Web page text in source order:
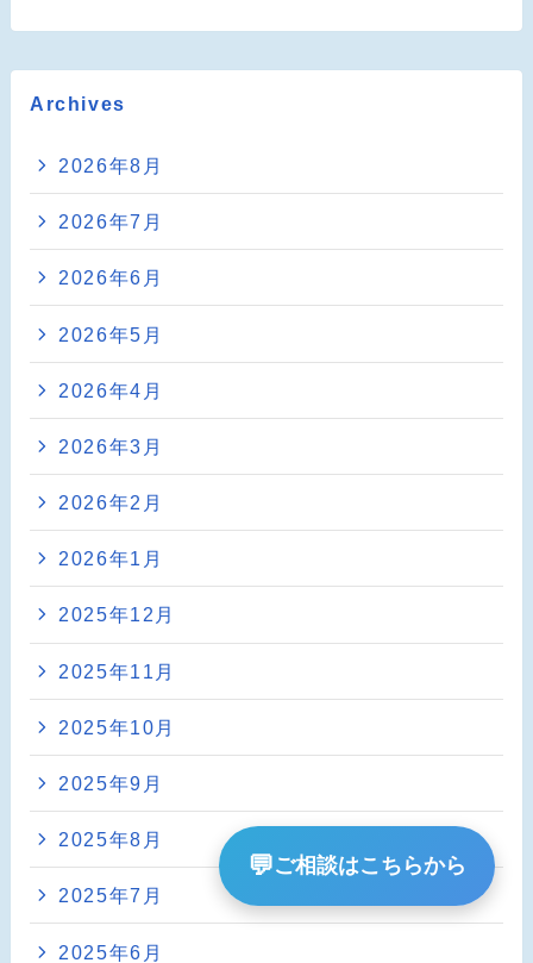
Archives
2026年8月
2026年7月
2026年6月
2026年5月
2026年4月
2026年3月
2026年2月
2026年1月
2025年12月
2025年11月
2025年10月
2025年9月
2025年8月
2025年7月
2025年6月
💬ご相談はこちらから